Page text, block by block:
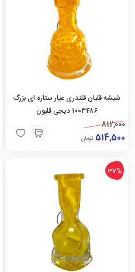
شیشه قلیان قلندری عیار ستاره ای بزرگ
۱۰۰۳۴۸۶ دیجی قلیون
812,000
514,500 تومان
37%